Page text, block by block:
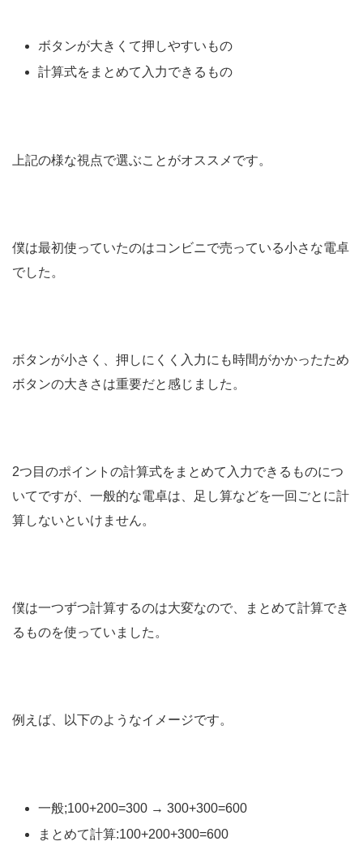
ボタンが大きくて押しやすいもの
計算式をまとめて入力できるもの
上記の様な視点で選ぶことがオススメです。
僕は最初使っていたのはコンビニで売っている小さな電卓
でした。
ボタンが小さく、押しにくく入力にも時間がかかったため
ボタンの大きさは重要だと感じました。
2つ目のポイントの計算式をまとめて入力できるものにつ
いてですが、一般的な電卓は、足し算などを一回ごとに計
算しないといけません。
僕は一つずつ計算するのは大変なので、まとめて計算でき
るものを使っていました。
例えば、以下のようなイメージです。
一般;100+200=300 → 300+300=600
まとめて計算:100+200+300=600